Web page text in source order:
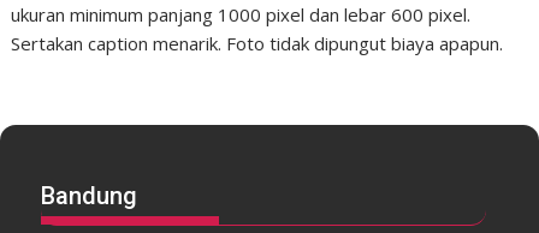
ukuran minimum panjang 1000 pixel dan lebar 600 pixel.
Sertakan caption menarik. Foto tidak dipungut biaya apapun.
Bandung